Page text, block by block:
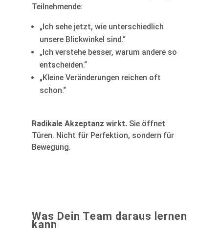
Teilnehmende:
„Ich sehe jetzt, wie unterschiedlich
unsere Blickwinkel sind.“
„Ich verstehe besser, warum andere so
entscheiden.“
„Kleine Veränderungen reichen oft
schon.“
Radikale Akzeptanz wirkt.Sie öffnet
Türen. Nicht für Perfektion, sondern für
Bewegung.
Was Dein Team daraus lernen
kann